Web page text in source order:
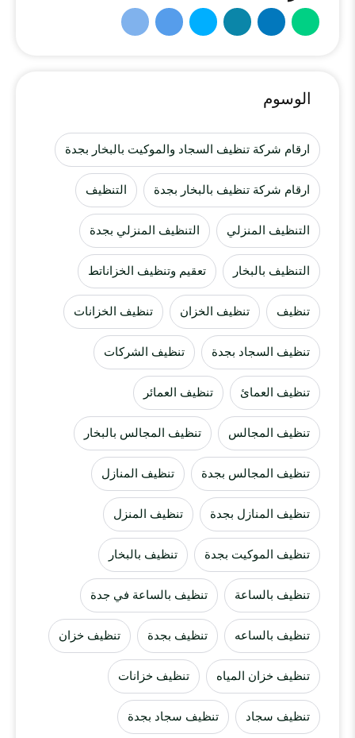
الوسوم
ارقام شركة تنظيف السجاد والموكيت بالبخار بجدة
ارقام شركة تنظيف بالبخار بجدة التنظيف
التنظيف المنزلي التنظيف المنزلي بجدة
التنظيف بالبخار تعقيم وتنظيف الخزاناتط
تنظيف تنظيف الخزان تنظيف الخزانات
تنظيف السجاد بجدة تنظيف الشركات
تنظيف العمائ تنظيف العمائر
تنظيف المجالس تنظيف المجالس بالبخار
تنظيف المجالس بجدة تنظيف المنازل
تنظيف المنازل بجدة تنظيف المنزل
تنظيف الموكيت بجدة تنظيف بالبخار
تنظيف بالساعة تنظيف بالساعة في جدة
تنظيف بالساعه تنظيف بجدة تنظيف خزان
تنظيف خزان المياه تنظيف خزانات
تنظيف سجاد تنظيف سجاد بجدة